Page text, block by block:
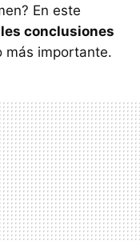
En este
conclusiones
más importante.